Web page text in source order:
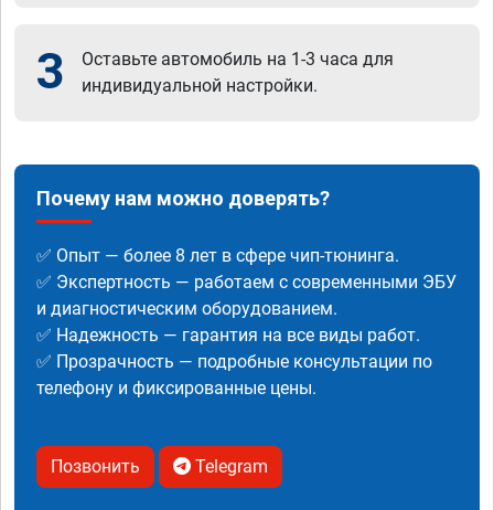
3
Оставьте автомобиль на 1-3 часа для
индивидуальной настройки.
Почему нам можно доверять?
✅ Опыт — более 8 лет в сфере чип-тюнинга.
✅ Экспертность — работаем с современными ЭБУ
и диагностическим оборудованием.
✅ Надежность — гарантия на все виды работ.
✅ Прозрачность — подробные консультации по
телефону и фиксированные цены.
Позвонить Telegram